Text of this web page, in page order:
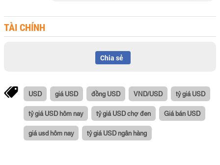
TÀI CHÍNH
Chia sẻ
USD giá USD đồng USD VND/USD tỷ giá USD
tỷ giá USD hôm nay tỷ giá USD chợ đen Giá bán USD
giá usd hôm nay tỷ giá USD ngân hàng